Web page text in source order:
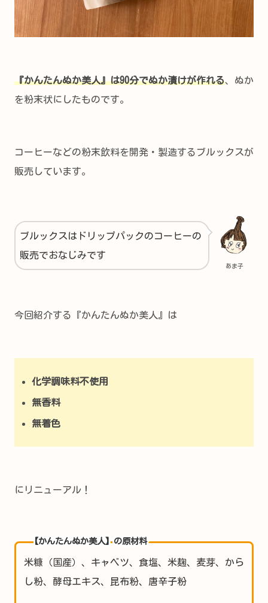
『かんたんぬか美人』は90分でぬか漬けが作れる、ぬか
を粉末状にしたものです。
コーヒーなどの粉末飲料を開発・製造するブルックスが
販売しています。
あま子
ブルックスはドリップパックのコーヒーの
販売でおなじみです
今回紹介する『かんたんぬか美人』は
化学調味料不使用
無香料
無着色
にリニューアル！
【かんたんぬか美人】の原材料
米糠（国産）、キャベツ、食塩、米麹、麦芽、から
し粉、酵母エキス、昆布粉、唐辛子粉